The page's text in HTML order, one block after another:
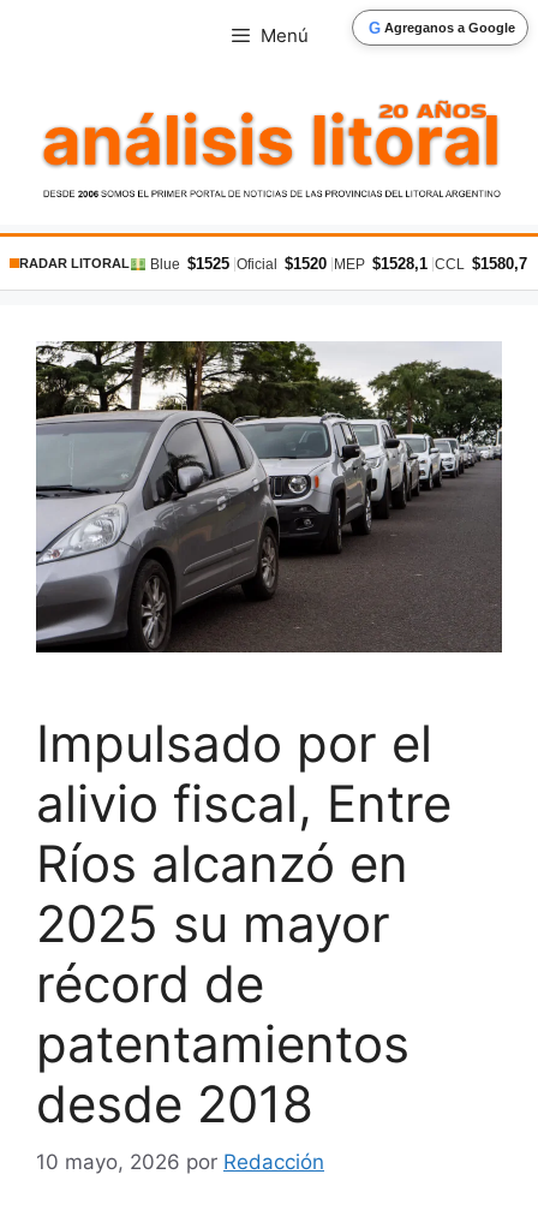
G Agreganos a Google
Menú
RADAR LITORAL Blue $1525 Oficial $1520 MEP $1528,1 CCL $1580,7
Impulsado por el
alivio fiscal, Entre
Ríos alcanzó en
2025 su mayor
récord de
patentamientos
desde 2018
10 mayo, 2026 por Redacción